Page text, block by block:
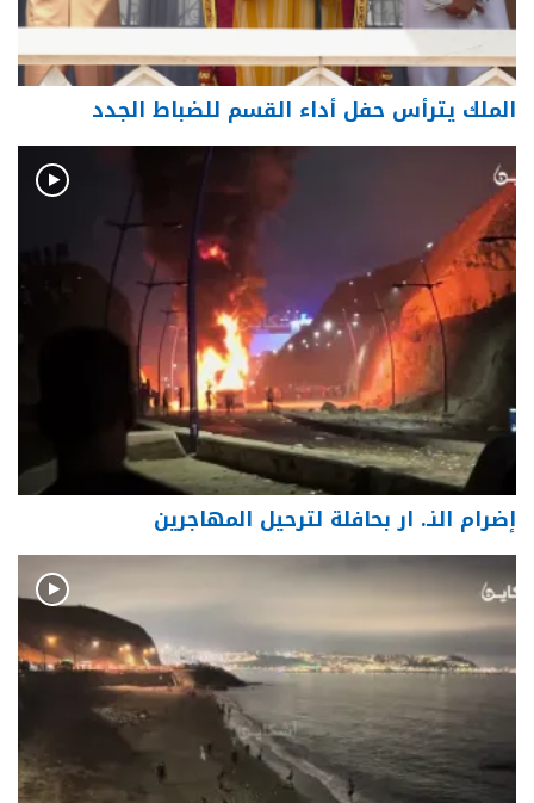
الملك يترأس حفل أداء القسم للضباط الجدد
إضرام النـ. ار بحافلة لترحيل المهاجرين